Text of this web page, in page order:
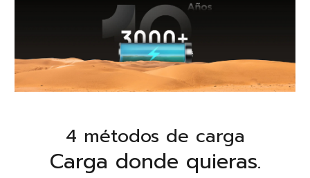
4 métodos de carga
Carga donde quieras.